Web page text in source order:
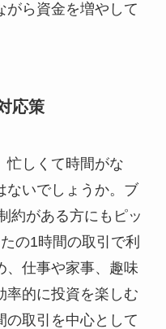
がら資金を増やして
応策
忙しくて時間がな
いでしょうか。ブ
約がある方にもピッ
の1時間の取引で利
、仕事や家事、趣味
率的に投資を楽しむ
の取引を中心として